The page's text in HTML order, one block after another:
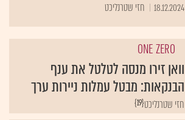
18.12.2024 חזי שטרנליכט
ONE ZERO
וואן זירו מנסה לטלטל את ענף
הבנקאות: מבטל עמלות ניירות ערך
{19}חזי שטרנליכט